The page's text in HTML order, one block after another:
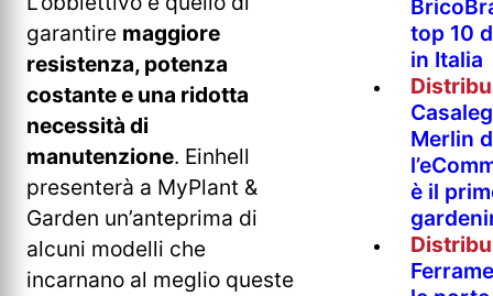
garantire maggiore
resistenza, potenza
costante e una ridotta
necessità di
manutenzione. Einhell
presenterà a MyPlant &
Garden un’anteprima di
alcuni modelli che
incarnano al meglio queste
top 10
in Italia
Merlin
è il